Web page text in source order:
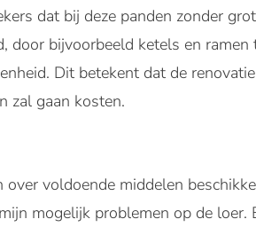
dat bij deze panden zonder
door bijvoorbeeld ketels en
Dit betekent dat de
zal gaan kosten.
voldoende middelen
mogelijk problemen op de